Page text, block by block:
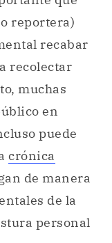
reportera)
recabar
recolectar
muchas
en
puede
crónica
de manera
de la
personal